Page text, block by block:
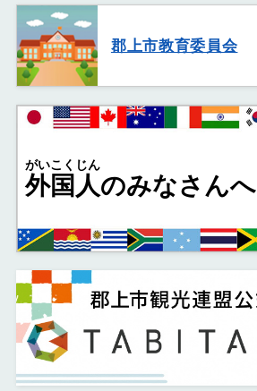
郡上市教育委員会
外国人
がいこくじん
のみなさんへ